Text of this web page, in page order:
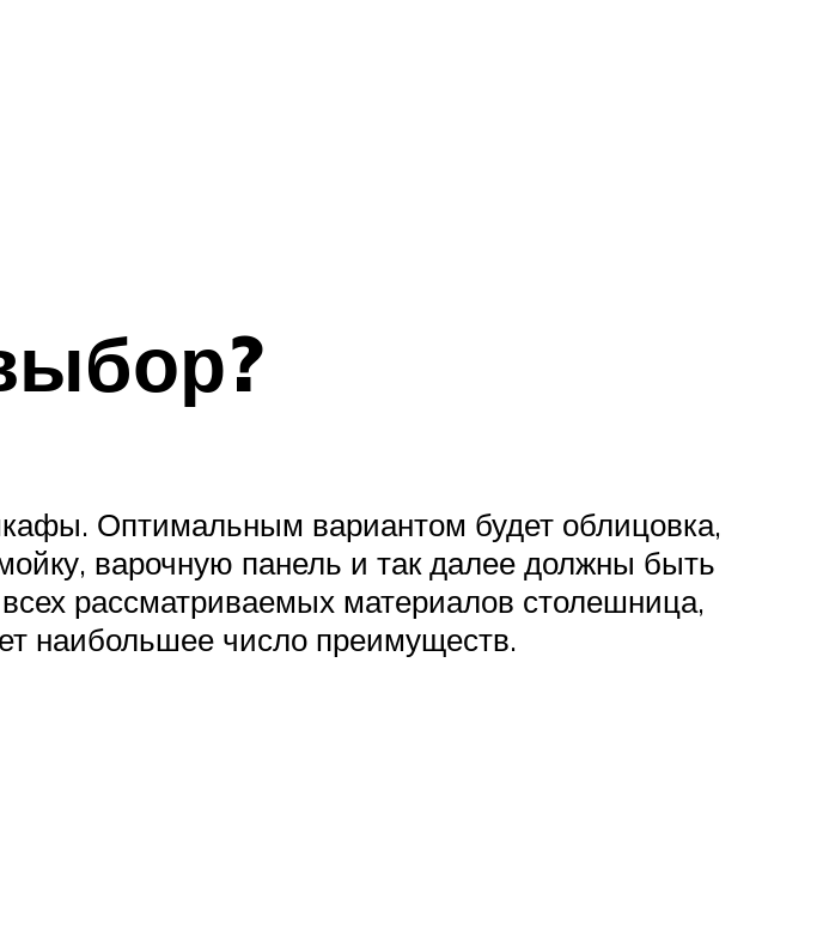
Оптимальным вариантом будет облицовка,
варочную панель и так далее должны быть
рассматриваемых материалов столешница,
наибольшее число преимуществ.